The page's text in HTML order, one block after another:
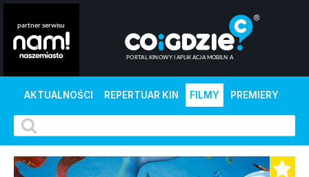
AKTUALNOŚCI REPERTUAR KIN FILMY PREMIERY